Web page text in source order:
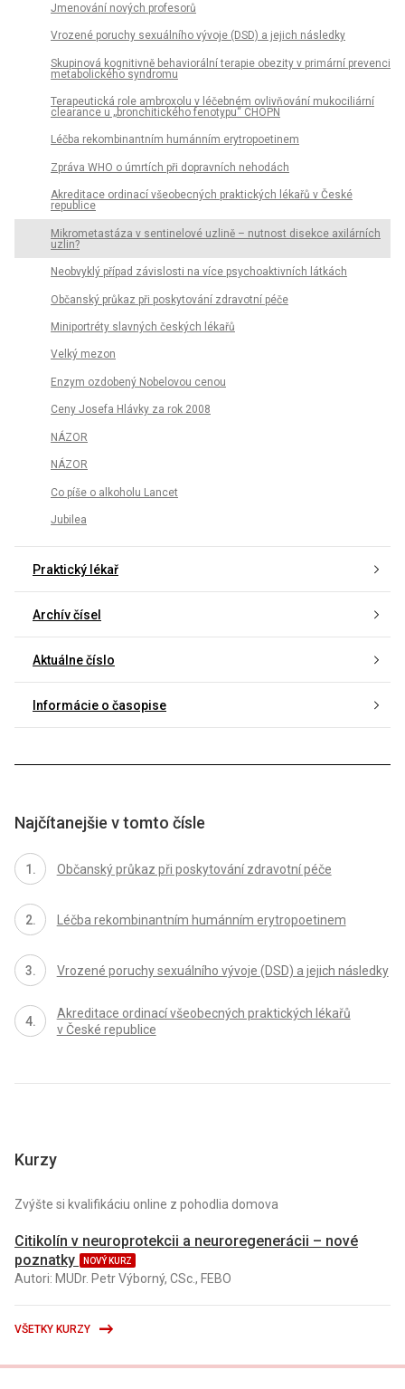
Jmenování nových profesorů
Vrozené poruchy sexuálního vývoje (DSD) a jejich následky
Skupinová kognitivně behaviorální terapie obezity v primární prevenci
metabolického syndromu
Terapeutická role ambroxolu v léčebném ovlivňování mukociliární
clearance u „bronchitického fenotypu“ CHOPN
Léčba rekombinantním humánním erytropoetinem
Zpráva WHO o úmrtích při dopravních nehodách
Akreditace ordinací všeobecných praktických lékařů v České
republice
Mikrometastáza v sentinelové uzlině – nutnost disekce axilárních
uzlin?
Neobvyklý případ závislosti na více psychoaktivních látkách
Občanský průkaz při poskytování zdravotní péče
Miniportréty slavných českých lékařů
Velký mezon
Enzym ozdobený Nobelovou cenou
Ceny Josefa Hlávky za rok 2008
NÁZOR
NÁZOR
Co píše o alkoholu Lancet
Jubilea
Praktický lékař
Archív čísel
Aktuálne číslo
Informácie o časopise
Najčítanejšie v tomto čísle
Občanský průkaz při poskytování zdravotní péče
Léčba rekombinantním humánním erytropoetinem
Vrozené poruchy sexuálního vývoje (DSD) a jejich následky
Akreditace ordinací všeobecných praktických lékařů
v České republice
Kurzy
Zvýšte si kvalifikáciu online z pohodlia domova
Citikolín v neuroprotekcii a neuroregenerácii – nové
poznatky
NOVÝ KURZ
Autori: MUDr. Petr Výborný, CSc., FEBO
VŠETKY KURZY